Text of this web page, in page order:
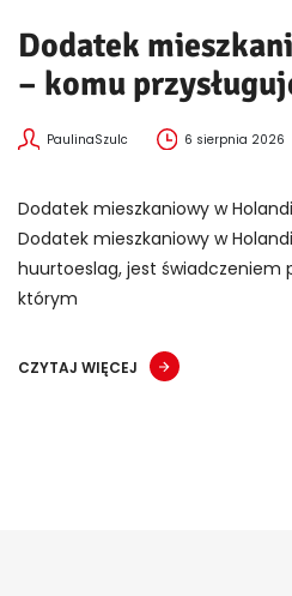
Dodatek
– komu
PaulinaSzulc 6 sierpnia 2026
Dodatek mieszkaniowy w
Dodatek mieszkaniowy w
huurtoeslag, jest świadczeniem
którym
CZYTAJ WIĘCEJ